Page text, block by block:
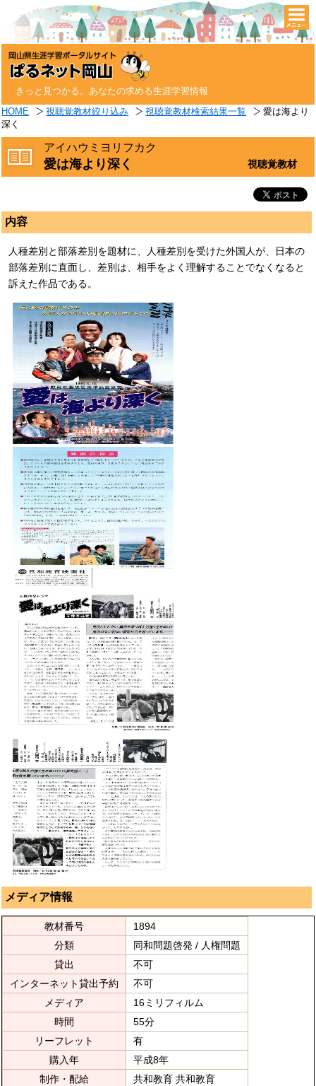
きっと見つかる。あなたの求める生涯学習情報
HOME 視聴覚教材絞り込み 視聴覚教材検索結果一覧
愛は海より
深く
アイハウミヨリフカク
愛は海より深く 視聴覚教材
内容
人種差別と部落差別を題材に、人種差別を受けた外国人が、日本の
部落差別に直面し、差別は、相手をよく理解することでなくなると
訴えた作品である。
メディア情報
教材番号
1894
分類
同和問題啓発 / 人権問題
貸出
不可
インターネット貸出予約
不可
メディア
16ミリフィルム
時間
55分
リーフレット
有
購入年
平成8年
制作・配給
共和教育 共和教育